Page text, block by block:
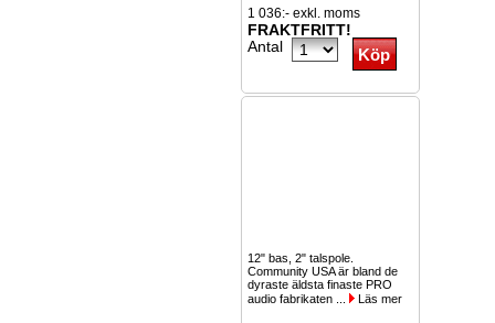
1 036:- exkl. moms
FRAKTFRITT!
Antal
12" bas, 2" talspole.
Community USA är bland de
dyraste äldsta finaste PRO
audio fabrikaten ...
Läs mer